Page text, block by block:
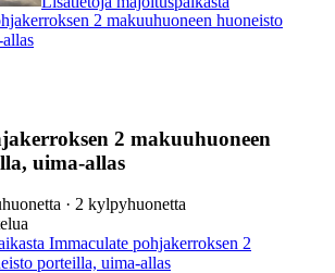
2 makuuhuoneen huoneisto
2 makuuhuoneen
uima-allas
· 2 kylpyhuonetta
Immaculate pohjakerroksen 2
porteilla, uima-allas